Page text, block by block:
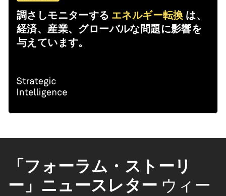
調さしモニターする エネルギー転換 は、
経済、産業、グローバルな問題に影響を
与えています。
「フォーラム・ストーリ
ー」ニュースレター ウィー